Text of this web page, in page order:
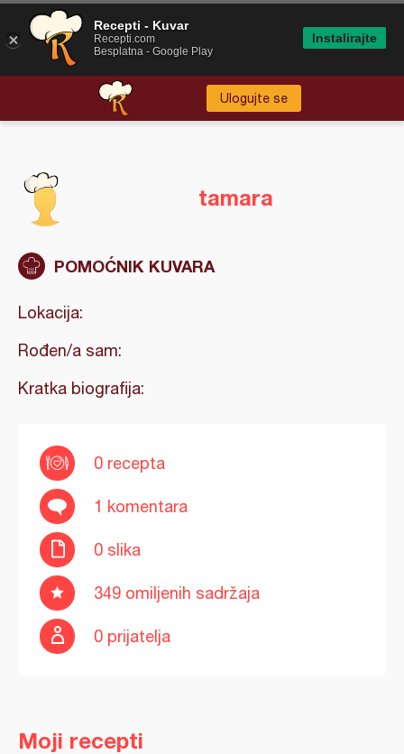
Ulogujte se
tamara
POMOĆNIK KUVARA
Lokacija:
Rođen/a sam:
Kratka biografija:
0 recepta
1 komentara
0 slika
349 omiljenih sadržaja
0 prijatelja
Moji recepti
Recepti - Kuvar
Recepti.com
Besplatna - Google Play
Instalirajte